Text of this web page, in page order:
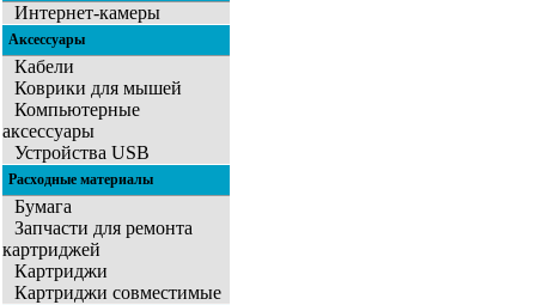
Интернет-камеры
Аксессуары
Кабели
Коврики для мышей
Компьютерные
аксессуары
Устройства USB
Расходные материалы
Бумага
Запчасти для ремонта
картриджей
Картриджи
Картриджи совместимые